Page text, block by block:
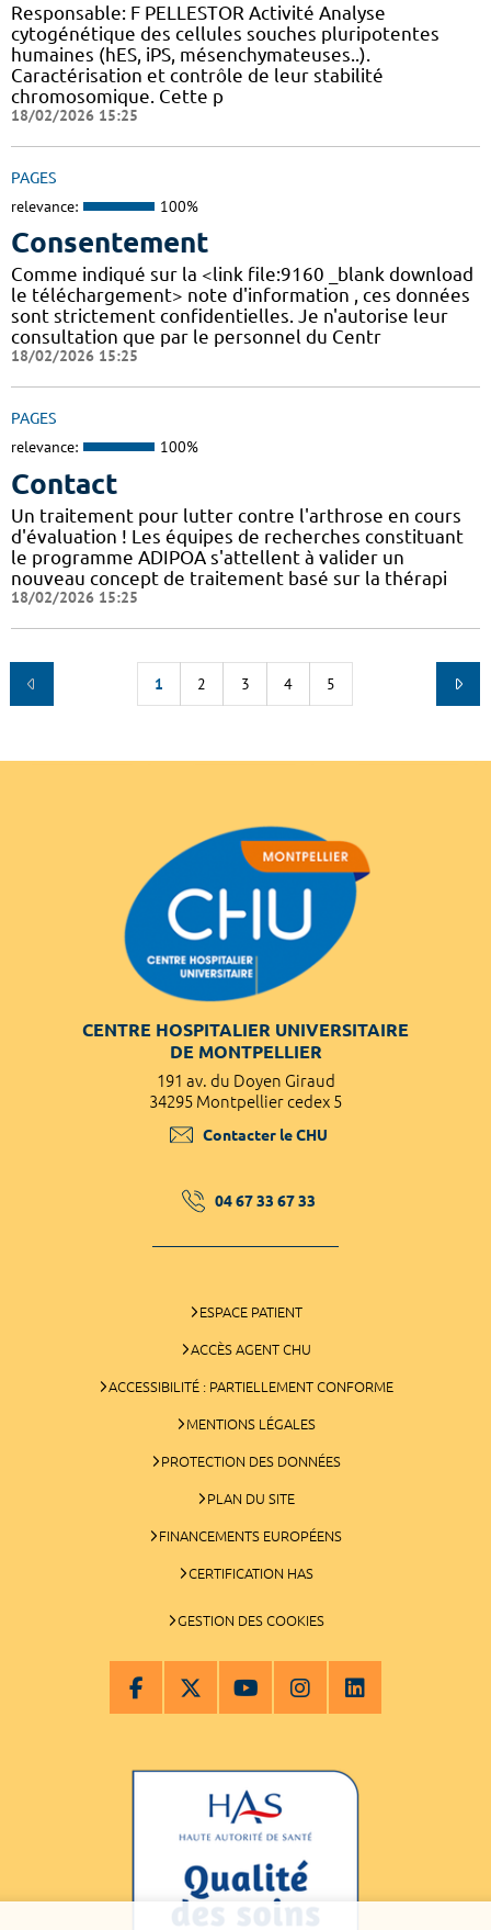
Responsable: F PELLESTOR Activité Analyse
cytogénétique des cellules souches pluripotentes
humaines (hES, iPS, mésenchymateuses..).
Caractérisation et contrôle de leur stabilité
chromosomique. Cette p
18/02/2026 15:25
PAGES
relevance: 100%
Consentement
Comme indiqué sur la <link file:9160 _blank download
le téléchargement> note d'information , ces données
sont strictement confidentielles. Je n'autorise leur
consultation que par le personnel du Centr
18/02/2026 15:25
PAGES
relevance: 100%
Contact
Un traitement pour lutter contre l'arthrose en cours
d'évaluation ! Les équipes de recherches constituant
le programme ADIPOA s'attellent à valider un
nouveau concept de traitement basé sur la thérapi
18/02/2026 15:25
1 2 3 4 5
CENTRE HOSPITALIER UNIVERSITAIRE
DE MONTPELLIER
191 av. du Doyen Giraud
34295 Montpellier cedex 5
Contacter le CHU
04 67 33 67 33
ESPACE PATIENT
ACCÈS AGENT CHU
ACCESSIBILITÉ : PARTIELLEMENT CONFORME
MENTIONS LÉGALES
PROTECTION DES DONNÉES
PLAN DU SITE
FINANCEMENTS EUROPÉENS
CERTIFICATION HAS
GESTION DES COOKIES